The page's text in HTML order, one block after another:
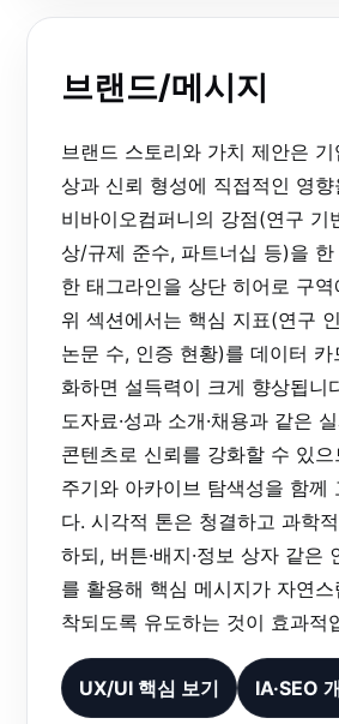
브랜드/메시지
브랜드 스토리와 가치 제안은
상과 신뢰 형성에 직접적인 영
비바이오컴퍼니의 강점(연구 기
상/규제 준수, 파트너십 등)을
한 태그라인을 상단 히어로 구
위 섹션에서는 핵심 지표(연구
논문 수, 인증 현황)를 데이터
화하면 설득력이 크게 향상됩니
도자료·성과 소개·채용과 같은
콘텐츠로 신뢰를 강화할 수 있으
주기와 아카이브 탐색성을 함께
다. 시각적 톤은 청결하고 과학
하되, 버튼·배지·정보 상자 같은
를 활용해 핵심 메시지가 자연
착되도록 유도하는 것이 효과적
UX/UI 핵심 보기 IA·SEO